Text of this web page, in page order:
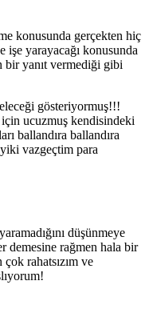
konusunda gerçekten hiç
işe yarayacağı konusunda
bir yanıt vermediği gibi
gösteriyormuş!!!
ucuzmuş kendisindeki
ballandıra ballandıra
vazgeçtim para
düşünmeye
demesine rağmen hala bir
rahatsızım ve